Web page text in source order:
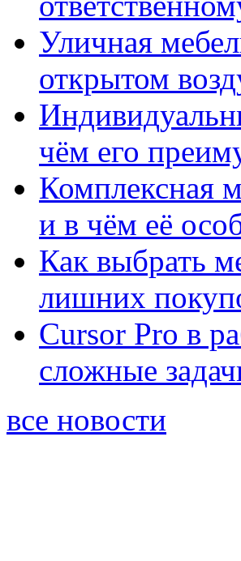
Уличная
открытом
чём его
Комплексная
и в чём её
Как выбрать
лишних
Cursor Pro в
сложные
все новости